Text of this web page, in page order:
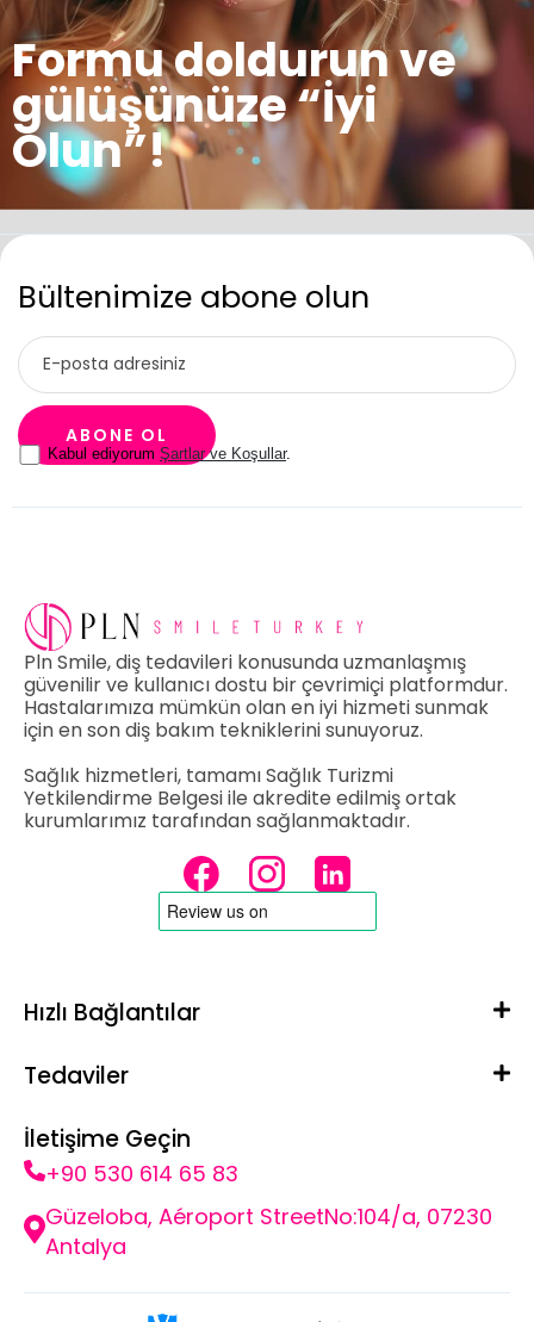
Formu doldurun ve
gülüşünüze “İyi
Olun”!
Bültenimize abone olun
Kabul ediyorum Şartlar ve Koşullar.
Pln Smile, diş tedavileri konusunda uzmanlaşmış
güvenilir ve kullanıcı dostu bir çevrimiçi platformdur.
Hastalarımıza mümkün olan en iyi hizmeti sunmak
için en son diş bakım tekniklerini sunuyoruz.
Sağlık hizmetleri, tamamı Sağlık Turizmi
Yetkilendirme Belgesi ile akredite edilmiş ortak
kurumlarımız tarafından sağlanmaktadır.
Hızlı Bağlantılar
Tedaviler
İletişime Geçin
+90 530 614 65 83
Güzeloba, Aéroport StreetNo:104/a, 07230
Antalya